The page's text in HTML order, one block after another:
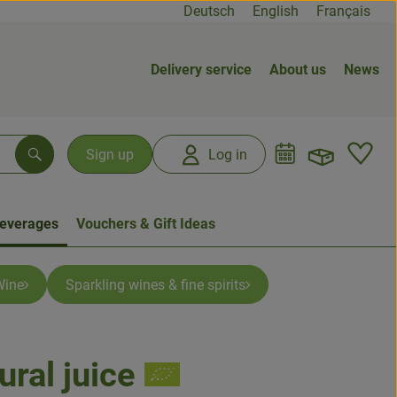
Deutsch English Français
Delivery service About us News
Sign up Log in Open
Search
Vouchers & Gift Ideas
Sparkling wines & fine spirits
juice